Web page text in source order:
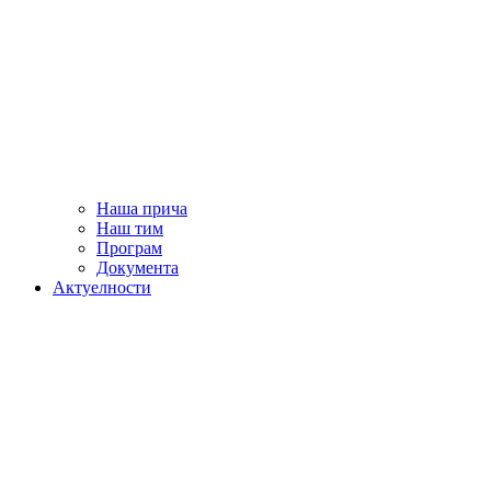
Наша прича
Наш тим
Програм
Документа
Актуелности